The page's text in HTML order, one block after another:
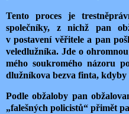
Tento proces je
společníky, z nichž pan
v postavení věřitele a pan
veledlužníka. Jde o
mého soukromého názoru
dlužníkova bezva finta, kdyby
Podle obžaloby pan
„falešných policistů“ přimět